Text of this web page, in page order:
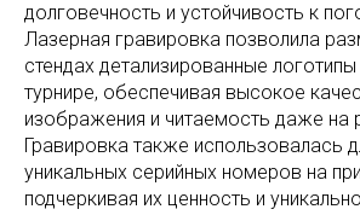
долговечность и устойчивость к
Лазерная гравировка позволила
стендах детализированные
турнире, обеспечивая высокое
изображения и читаемость даже на
Гравировка также использовалась
уникальных серийных номеров на
подчеркивая их ценность и